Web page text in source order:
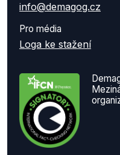
info@demagog.cz
Pro média
Loga ke stažení